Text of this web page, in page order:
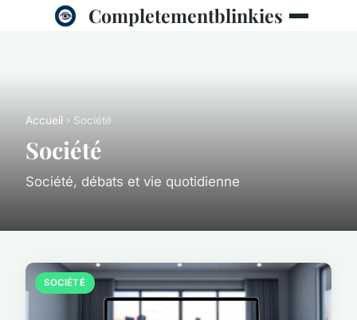
Completementblinkies
Accueil › Société
Société
Société, débats et vie quotidienne
SOCIÉTÉ